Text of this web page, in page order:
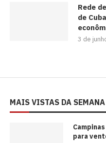
Rede
de
3 de
MAIS VISTAS DA SEMANA
para